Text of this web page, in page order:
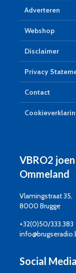
Adverteren
Webshop
Disclaimer
Privacy
Contact
VBRO2
Ommeland
Vlamingstraat 35,
8000 Brugge
+32(0)50/333.383
Social Media